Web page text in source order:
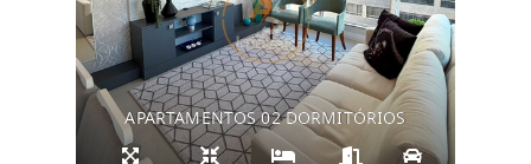
APARTAMENTOS 02 DORMITÓRIOS